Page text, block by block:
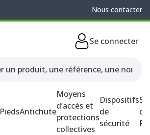
Nous contacter
Se connecter
PiedsAntichute
Moyens
d’accès et
protections
collectives
Dispositifs
de
sécurité